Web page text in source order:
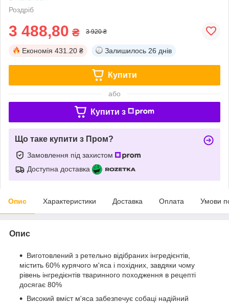
Роздріб
3 488,80 ₴ 3 920 ₴
Економія 431.20 ₴ Залишилось 26 днів
Купити
або
Купити з
Що таке купити з Пром?
Замовлення під захистом
Доступна доставка
Опис Характеристики Доставка Оплата Умови
Опис
Виготовлений з ретельно відібраних інгредієнтів,
містить 60% курячого м'яса і похідних, завдяки чому
рівень інгредієнтів тваринного походження в рецепті
досягає 80%
Високий вміст м'яса забезпечує собаці надійний